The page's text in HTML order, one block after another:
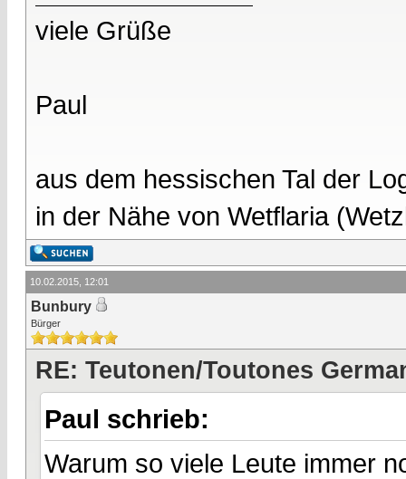
viele Grüße
Paul
aus dem hessischen Tal der
in der Nähe von Wetflaria
10.02.2015, 12:01
Bunbury
Bürger
RE: Teutonen/Toutones
Paul schrieb:
Warum so viele Leute immer